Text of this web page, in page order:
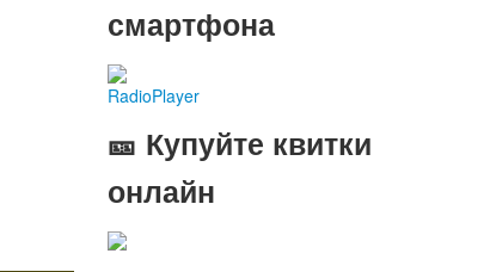
смартфона
RadioPlayer
🎫 Купуйте квитки
онлайн